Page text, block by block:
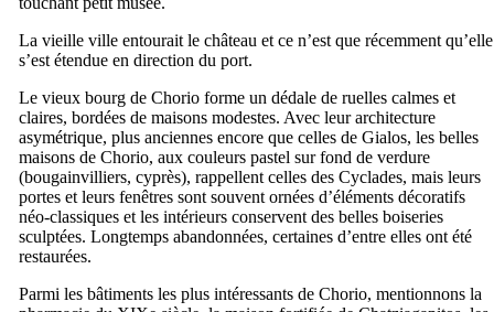
La vieille ville entourait le château et ce n’est que récemment qu’elle
s’est étendue en direction du port.
Le vieux bourg de Chorio forme un dédale de ruelles calmes et
claires, bordées de maisons modestes. Avec leur architecture
asymétrique, plus anciennes encore que celles de Gialos, les belles
maisons de Chorio, aux couleurs pastel sur fond de verdure
(bougainvilliers, cyprès), rappellent celles des Cyclades, mais leurs
portes et leurs fenêtres sont souvent ornées d’éléments décoratifs
néo-classiques et les intérieurs conservent des belles boiseries
sculptées. Longtemps abandonnées, certaines d’entre elles ont été
restaurées.
Parmi les bâtiments les plus intéressants de Chorio, mentionnons la